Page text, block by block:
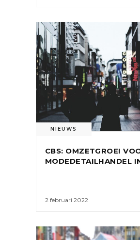
NIEUWS
CBS: OMZETGROEI
MODEDETAILHANDEL
2 februari 2022